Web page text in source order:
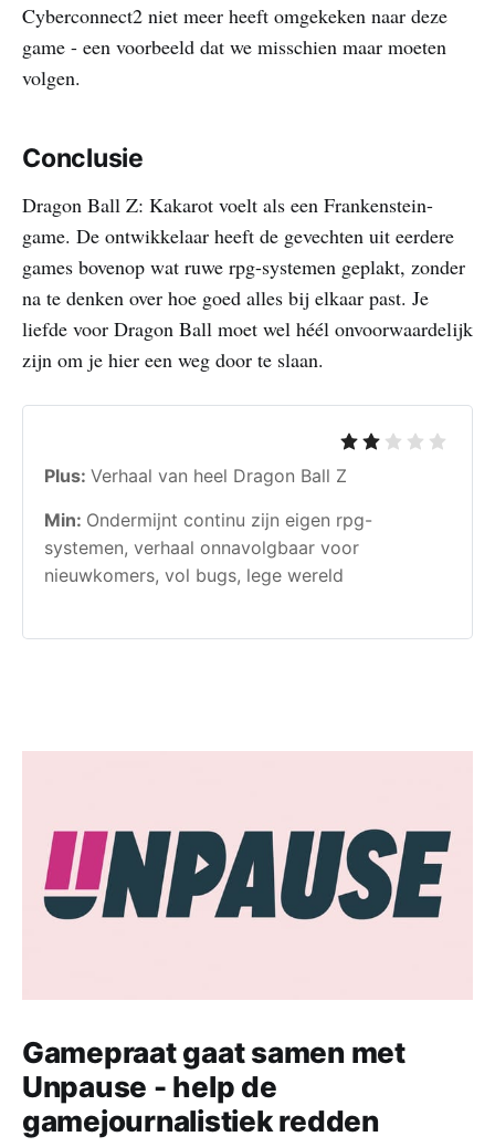
Cyberconnect2 niet meer heeft omgekeken naar deze
game - een voorbeeld dat we misschien maar moeten
volgen.
Conclusie
Dragon Ball Z: Kakarot voelt als een Frankenstein-
game. De ontwikkelaar heeft de gevechten uit eerdere
games bovenop wat ruwe rpg-systemen geplakt, zonder
na te denken over hoe goed alles bij elkaar past. Je
liefde voor Dragon Ball moet wel héél onvoorwaardelijk
zijn om je hier een weg door te slaan.
Plus: Verhaal van heel Dragon Ball Z
Min: Ondermijnt continu zijn eigen rpg-
systemen, verhaal onnavolgbaar voor
nieuwkomers, vol bugs, lege wereld
Gamepraat gaat samen met
Unpause - help de
gamejournalistiek redden